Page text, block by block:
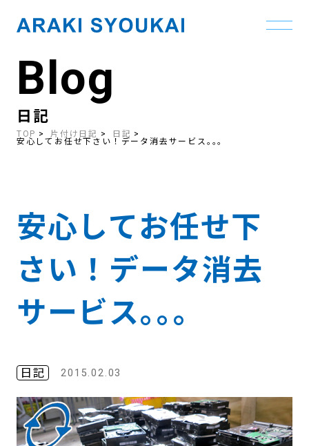
contentBlog
日記
TOP 片付け日記 日記
安心してお任せ下さい！データ消去サービス｡｡｡
安心してお任せ下
さい！データ消去
サービス｡｡｡
日記 2015.02.03